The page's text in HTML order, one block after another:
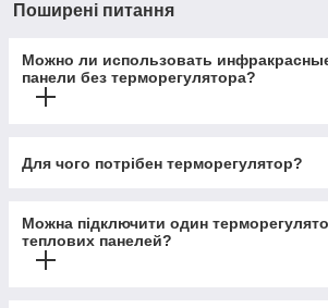
Поширені питання
Можно ли использовать
панели без терморегулятора?
Для чого потрібен терморегулятор?
Можна підключити один
теплових панелей?